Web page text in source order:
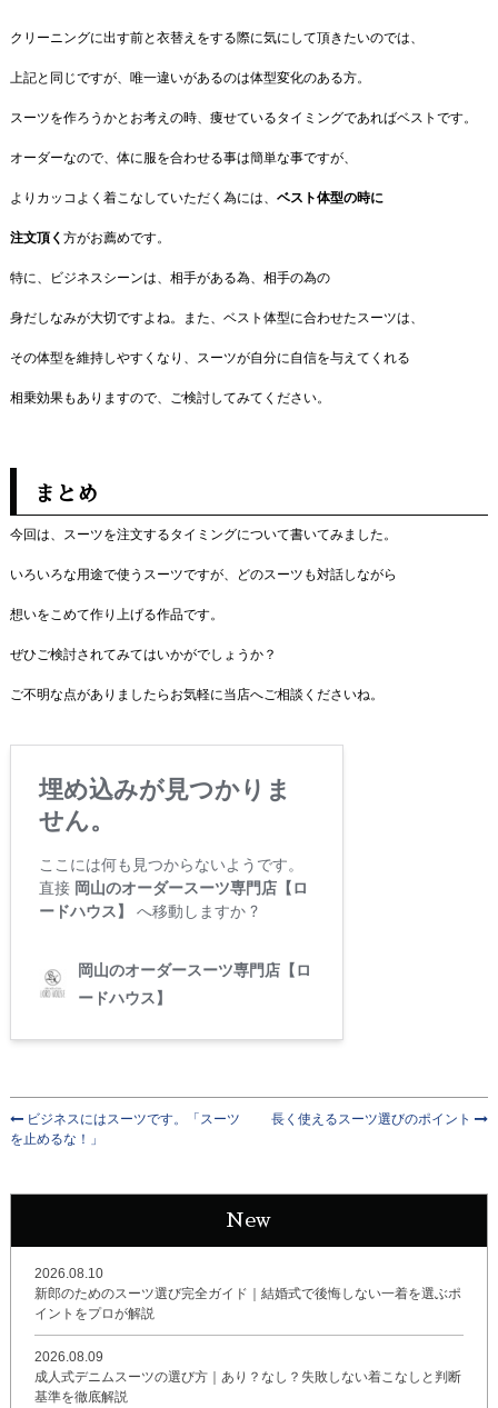
クリーニングに出す前と衣替えをする際に気にして頂きたいのでは、
上記と同じですが、唯一違いがあるのは体型変化のある方。
スーツを作ろうかとお考えの時、痩せているタイミングであればベストです。
オーダーなので、体に服を合わせる事は簡単な事ですが、
よりカッコよく着こなしていただく為には、 ベスト体型の時に
注文頂く 方がお薦めです。
特に、ビジネスシーンは、相手がある為、相手の為の
身だしなみが大切ですよね。また、ベスト体型に合わせたスーツは、
その体型を維持しやすくなり、スーツが自分に自信を与えてくれる
相乗効果もありますので、ご検討してみてください。
まとめ
今回は、スーツを注文するタイミングについて書いてみました。
いろいろな用途で使うスーツですが、どのスーツも対話しながら
想いをこめて作り上げる作品です。
ぜひご検討されてみてはいかがでしょうか？
ご不明な点がありましたらお気軽に当店へご相談くださいね。
ビジネスにはスーツです。「スーツ
を止めるな！」
長く使えるスーツ選びのポイント
New
2026.08.10
新郎のためのスーツ選び完全ガイド｜結婚式で後悔しない一着を選ぶポ
イントをプロが解説
2026.08.09
成人式デニムスーツの選び方｜あり？なし？失敗しない着こなしと判断
基準を徹底解説